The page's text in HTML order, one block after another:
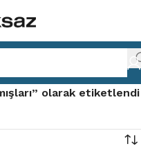
olarak etiketlendi